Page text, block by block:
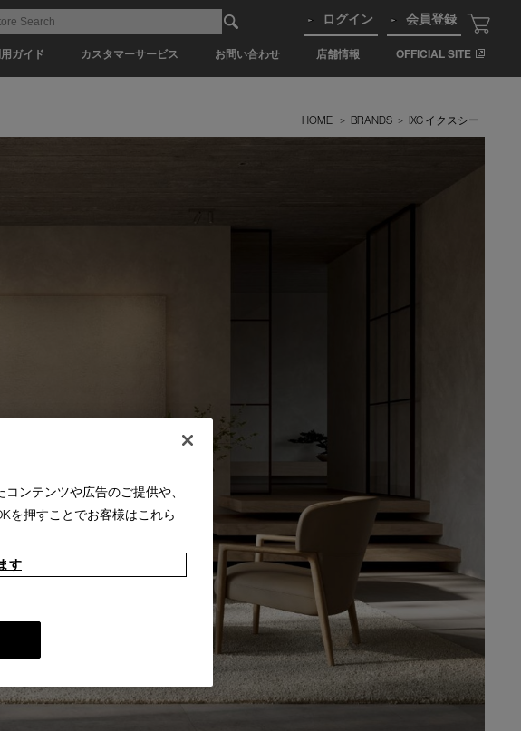
ガイド カスタマーサービス お問い合わせ 店舗情報 OFFICIAL SITE
ログイン 会員登録
HOME > BRANDS > IXC イクスシー
ンテンツや広告のご提供や、
を押すことでお客様はこれら
す